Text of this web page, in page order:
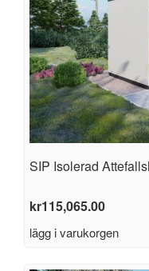
SIP Isolerad
kr115,065.00
lägg i varukorgen